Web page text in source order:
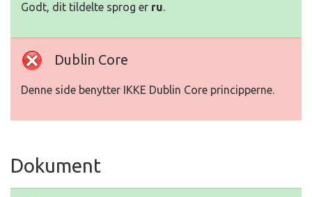
Godt, dit tildelte sprog er ru.
Dublin Core
Denne side benytter IKKE Dublin Core principperne.
Dokument